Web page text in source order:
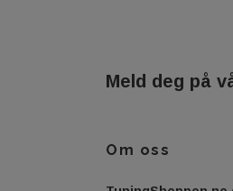
Meld deg på
Om oss